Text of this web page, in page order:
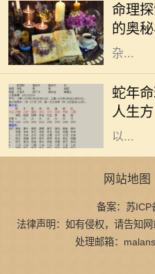
命理
的奥
众多命
为特殊
杂...
蛇年
人生
在中国
与灵性
认为具
在生活
以...
网站地图
备案：苏ICP
法律声明：如有侵权，请告知
处理邮箱：